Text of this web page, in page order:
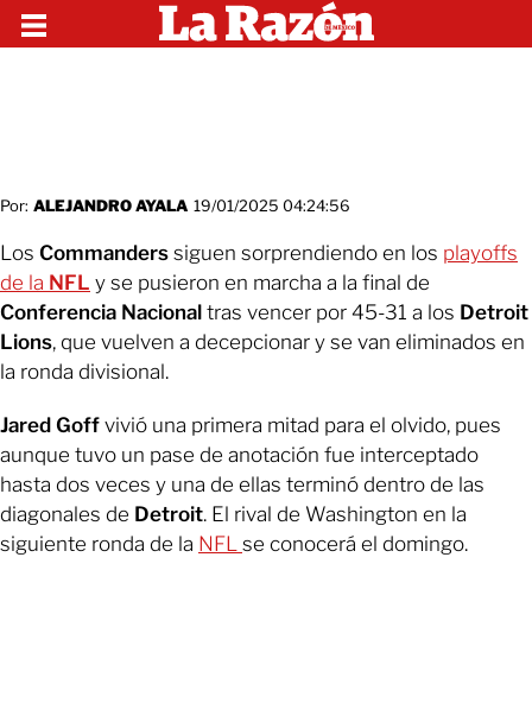
Por: ALEJANDRO AYALA 19/01/2025 04:24:56
Los Commanders siguen sorprendiendo en los playoffs
de la NFL y se pusieron en marcha a la final de
Conferencia Nacional tras vencer por 45-31 a los Detroit
Lions, que vuelven a decepcionar y se van eliminados en
la ronda divisional.
Jared Goff vivió una primera mitad para el olvido, pues
aunque tuvo un pase de anotación fue interceptado
hasta dos veces y una de ellas terminó dentro de las
diagonales de Detroit. El rival de Washington en la
siguiente ronda de la NFL se conocerá el domingo.